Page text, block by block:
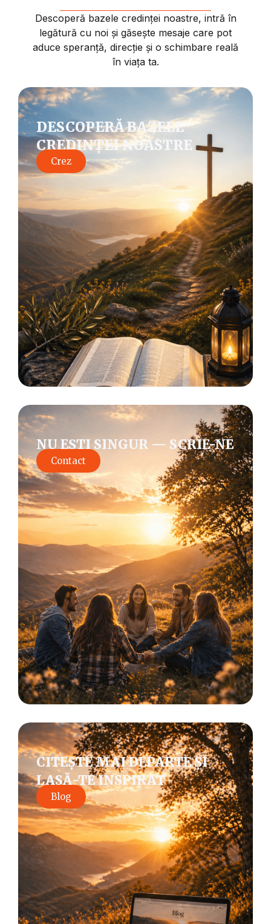
Descoperă bazele credinței noastre, intră în
legătură cu noi și găsește mesaje care pot
aduce speranță, direcție și o schimbare reală
în viața ta.
DESCOPERĂ BAZELE
CREDINȚEI NOASTRE
Crez
NU EȘTI SINGUR — SCRIE-NE
Contact
CITEȘTE MAI DEPARTE ȘI
LASĂ-TE INSPIRAT
Blog